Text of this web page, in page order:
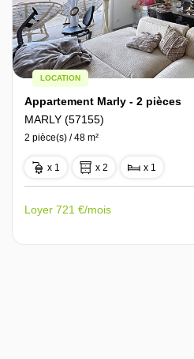
LOCATION
Appartement Marly - 2 pièces
MARLY (57155)
2 pièce(s) / 48 m²
x 1 x 2 x 1
Loyer 721 €/mois